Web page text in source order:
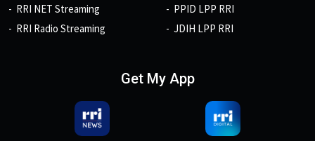
RRI NET Streaming
RRI Radio Streaming
PPID LPP RRI
JDIH LPP RRI
Get My App